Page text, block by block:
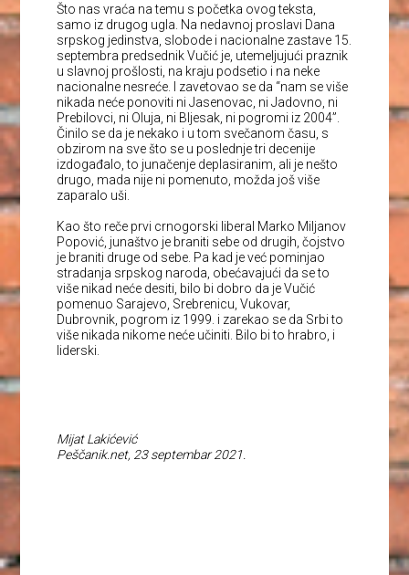
Što nas vraća na temu s početka ovog teksta,
samo iz drugog ugla. Na nedavnoj proslavi Dana
srpskog jedinstva, slobode i nacionalne zastave 15.
septembra predsednik Vučić je, utemeljujući praznik
u slavnoj prošlosti, na kraju podsetio i na neke
nacionalne nesreće. I zavetovao se da “nam se više
nikada neće ponoviti ni Jasenovac, ni Jadovno, ni
Prebilovci, ni Oluja, ni Bljesak, ni pogromi iz 2004”.
Činilo se da je nekako i u tom svečanom času, s
obzirom na sve što se u poslednje tri decenije
izdogađalo, to junačenje deplasiranim, ali je nešto
drugo, mada nije ni pomenuto, možda još više
zaparalo uši.
Kao što reče prvi crnogorski liberal Marko Miljanov
Popović, junaštvo je braniti sebe od drugih, čojstvo
je braniti druge od sebe. Pa kad je već pominjao
stradanja srpskog naroda, obećavajući da se to
više nikad neće desiti, bilo bi dobro da je Vučić
pomenuo Sarajevo, Srebrenicu, Vukovar,
Dubrovnik, pogrom iz 1999. i zarekao se da Srbi to
više nikada nikome neće učiniti. Bilo bi to hrabro, i
liderski.
Mijat Lakićević
Peščanik.net, 23 septembar 2021.